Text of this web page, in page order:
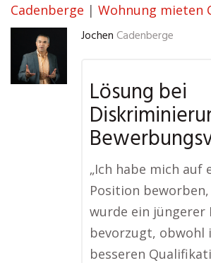
Cadenberge | Wohnung mieten
Jochen Cadenberge
Lösung bei
„Ich habe mich auf
Position
wurde ein jüngerer
bevorzugt, obwohl
besseren